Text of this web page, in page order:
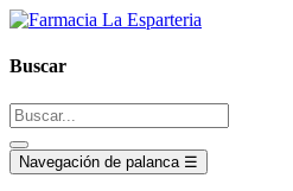
Buscar
Navegación de palanca ☰